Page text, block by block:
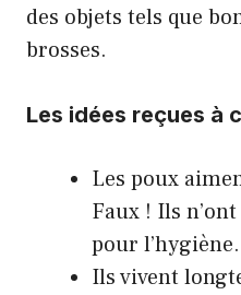
des objets tels que
brosses.
Les idées reçues à
Les poux
Faux ! Ils
pour l’hygiène.
Ils vivent